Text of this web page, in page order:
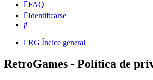
FAQ
Identificarse
Buscar
RG Índice general
RetroGames - Política de